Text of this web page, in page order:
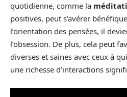
quotidienne, comme la
positives, peut s’avérer
l’orientation des pensées, il
l’obsession. De plus, cela peut
diverses et saines avec ceux à
une richesse d’interactions